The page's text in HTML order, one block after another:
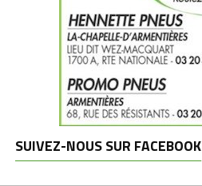
SUIVEZ-NOUS SUR FACEBOOK